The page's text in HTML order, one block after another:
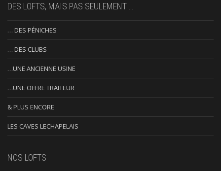
DES LOFTS, MAIS PAS SEULEMENT …
… DES PÉNICHES
… DES CLUBS
…UNE ANCIENNE USINE
…UNE OFFRE TRAITEUR
& PLUS ENCORE
LES CAVES LECHAPELAIS
NOS LOFTS